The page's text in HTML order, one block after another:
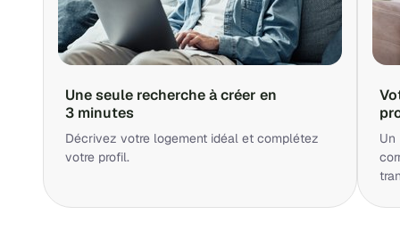
Une seule recherche à créer en
3 minutes
Décrivez votre logement idéal et complétez
votre profil.
Un